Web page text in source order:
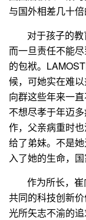
与国外相差几十
对于孩子的
而一旦责任不能
的包袱。 LAMOST
候，可她实在难
向群这些年来一
不想尽孝于年迈
作，父亲病重时
给了弟妹。不是她
入了她的生命，国
作为所长，
共同的科技创新
光所矢志不渝的